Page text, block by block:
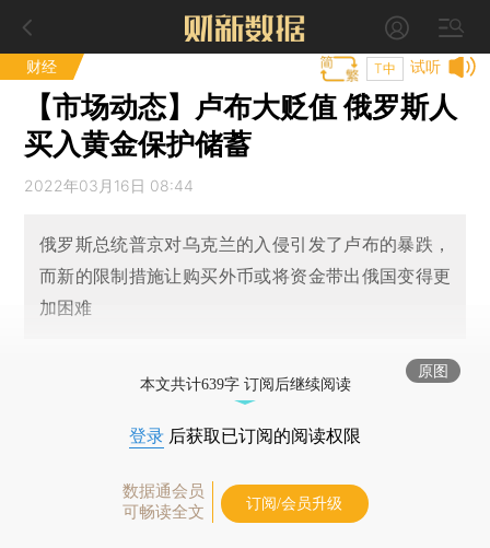
财经 试听
T中
【市场动态】卢布大贬值 俄罗斯人
买入黄金保护储蓄
2022年03月16日 08:44
俄罗斯总统普京对乌克兰的入侵引发了卢布的暴跌，
而新的限制措施让购买外币或将资金带出俄国变得更
加困难
原图
本文共计639字 订阅后继续阅读
登录 后获取已订阅的阅读权限
数据通会员
可畅读全文
订阅/会员升级